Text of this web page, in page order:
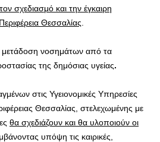
σχεδιασμό και την έγκαιρη
Θεσσαλίας
μετάδοση νοσημάτων από τα
της δημόσιας υγείας.
στις Υγειονομικές Υπηρεσίες
Θεσσαλίας, στελεχωμένης με
θα σχεδιάζουν και θα υλοποιούν οι
υπόψη τις καιρικές,